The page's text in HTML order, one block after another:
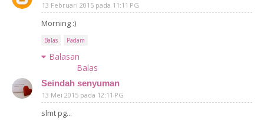
13 Februari 2015 pada 11:11 PG
Morning :)
Balas Padam
Balasan
Balas
Seindah senyuman
13 Mei 2015 pada 12:11 PG
slmt pg...